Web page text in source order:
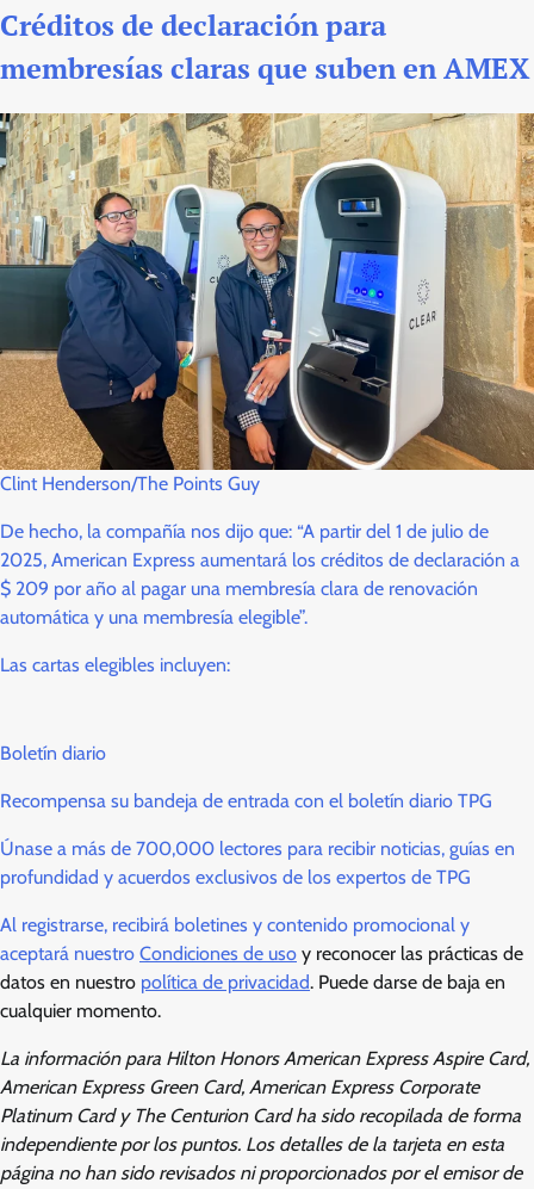
Créditos de declaración para
membresías claras que suben en AMEX
Clint Henderson/The Points Guy
De hecho, la compañía nos dijo que: “A partir del 1 de julio de
2025, American Express aumentará los créditos de declaración a
$ 209 por año al pagar una membresía clara de renovación
automática y una membresía elegible”.
Las cartas elegibles incluyen:
Boletín diario
Recompensa su bandeja de entrada con el boletín diario TPG
Únase a más de 700,000 lectores para recibir noticias, guías en
profundidad y acuerdos exclusivos de los expertos de TPG
Al registrarse, recibirá boletines y contenido promocional y
aceptará nuestro Condiciones de uso y reconocer las prácticas de
datos en nuestro política de privacidad. Puede darse de baja en
cualquier momento.
La información para Hilton Honors American Express Aspire Card,
American Express Green Card, American Express Corporate
Platinum Card y The Centurion Card ha sido recopilada de forma
independiente por los puntos. Los detalles de la tarjeta en esta
página no han sido revisados ​​ni proporcionados por el emisor de